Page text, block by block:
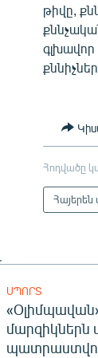
թիվը,
Հոդվածը
ՍՊՈՐՏ
մարզիկներն